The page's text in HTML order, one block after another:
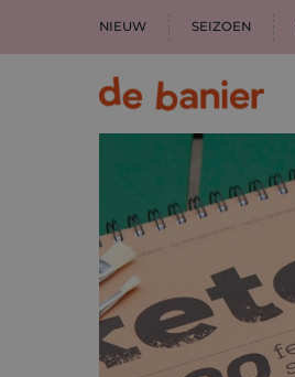
NIEUW SEIZOEN